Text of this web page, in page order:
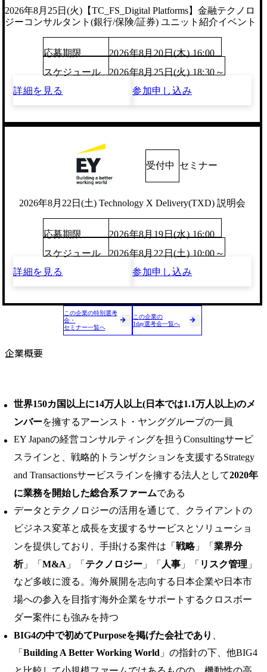
2026年8月25日(火)【TC_FS_Digital Platforms】金融テクノロ
ジーコンサルタント(銀行/保険/証券) ユニット紹介イベント
応募期限
2026年8月20日(木) 16:00
スケジュール
2026年8月25日(火) 18:30～
詳細を見る
参加申し込み
受付中 セミナー
2026年8月22日(土) Technology X Delivery(TXD) 説明会
応募期限
2026年8月19日(水) 16:00
スケジュール
2026年8月22日(土) 10:00～
詳細を見る
参加申し込み
この企業の特別選考
会・
セミナー一覧へ
この企業の
1day選考会一覧へ
企業概要
世界150カ国以上に14万人以上(日本では1.1万人以上)のメ
ンバーを擁するアーンスト・ヤンググループの一員
EY Japanの経営コンサルティングを担うConsultingサービ
スラインと、戦略的トランザクションを支援するStrategy
and Transactionsサービスラインを擁する法人として2020年
に業務を開始した総合系ファームである
データとテクノロジーの活用を通じて、クライアントの
ビジネス変革と成長を支援するサービスとソリューショ
ンを提供しており、手掛ける案件は「 戦略」「 業界分
析」「 M&A 」「 テクノロジー 」「 人事 」「 リスク管理 」
など多岐に渡る。海外展開を志向する日本企業や日本市
場への参入を目指す海外企業をサポートするクロスボー
ダー案件にも強みを持つ
BIG4の中で初めてPurposeを掲げた会社であり
「 Building A Better Working World 」の指針の下、他BIG4